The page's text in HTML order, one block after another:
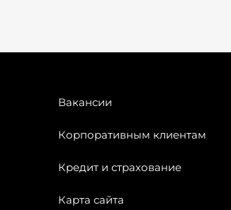
Вакансии
Корпоративным клиентам
Кредит и страхование
Карта сайта